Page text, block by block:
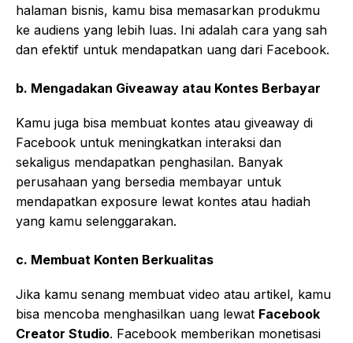
halaman bisnis, kamu bisa memasarkan produkmu
ke audiens yang lebih luas. Ini adalah cara yang sah
dan efektif untuk mendapatkan uang dari Facebook.
b. Mengadakan Giveaway atau Kontes Berbayar
Kamu juga bisa membuat kontes atau giveaway di
Facebook untuk meningkatkan interaksi dan
sekaligus mendapatkan penghasilan. Banyak
perusahaan yang bersedia membayar untuk
mendapatkan exposure lewat kontes atau hadiah
yang kamu selenggarakan.
c. Membuat Konten Berkualitas
Jika kamu senang membuat video atau artikel, kamu
bisa mencoba menghasilkan uang lewat Facebook
Creator Studio. Facebook memberikan monetisasi